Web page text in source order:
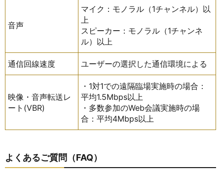
音声
マイク：モノラル（1チャンネル）以
上
スピーカー：モノラル（1チャンネ
ル）以上
通信回線速度 ユーザーの選択した通信環境による
映像・音声転送レ
ート(VBR)
・1対1での遠隔臨場実施時の場合：
平均1.5Mbps以上
・多数参加のWeb会議実施時の場
合：平均4Mbps以上
よくあるご質問（FAQ）